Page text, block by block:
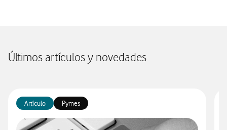
Últimos artículos y novedades
Artículo Pymes